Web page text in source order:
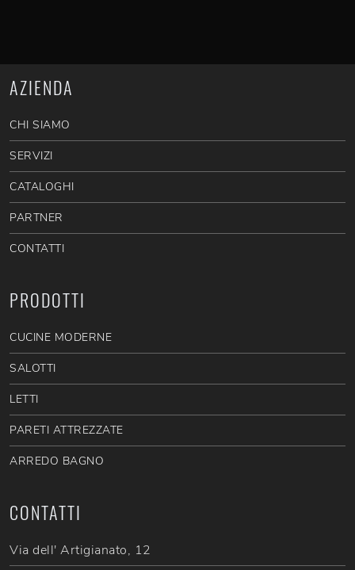
AZIENDA
CHI SIAMO
SERVIZI
CATALOGHI
PARTNER
CONTATTI
PRODOTTI
CUCINE MODERNE
SALOTTI
LETTI
PARETI ATTREZZATE
ARREDO BAGNO
CONTATTI
Via dell' Artigianato, 12